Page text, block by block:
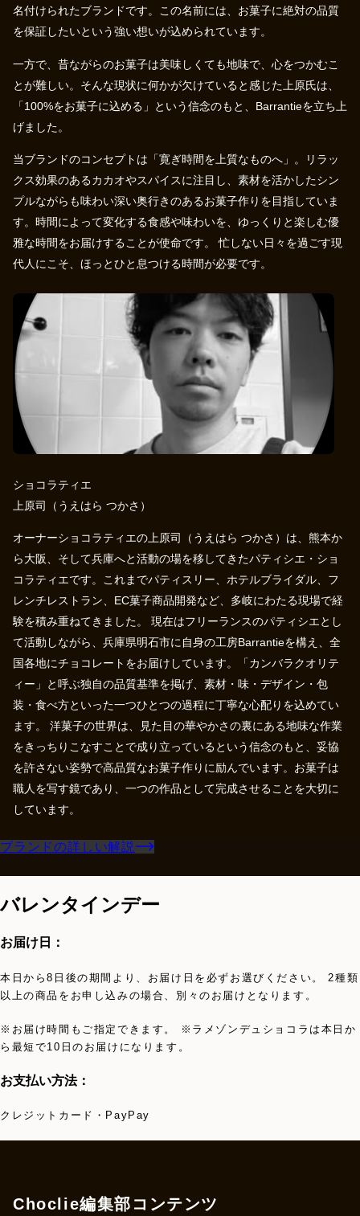
名付けられたブランドです。この名前には、お菓子に絶対の品質
を保証したいという強い想いが込められています。
一方で、昔ながらのお菓子は美味しくても地味で、心をつかむこ
とが難しい。そんな現状に何かが欠けていると感じた上原氏は、
「100%をお菓子に込める」という信念のもと、Barrantieを立ち上
げました。
当ブランドのコンセプトは「寛ぎ時間を上質なものへ」。リラッ
クス効果のあるカカオやスパイスに注目し、素材を活かしたシン
プルながらも味わい深い奥行きのあるお菓子作りを目指していま
す。時間によって変化する食感や味わいを、ゆっくりと楽しむ優
雅な時間をお届けすることが使命です。 忙しない日々を過ごす現
代人にこそ、ほっとひと息つける時間が必要です。
ショコラティエ
上原司（うえはら つかさ）
オーナーショコラティエの上原司（うえはら つかさ）は、熊本か
ら大阪、そして兵庫へと活動の場を移してきたパティシエ・ショ
コラティエです。これまでパティスリー、ホテルブライダル、フ
レンチレストラン、EC菓子商品開発など、多岐にわたる現場で経
験を積み重ねてきました。 現在はフリーランスのパティシエとし
て活動しながら、兵庫県明石市に自身の工房Barrantieを構え、全
国各地にチョコレートをお届けしています。「カンバラクオリテ
ィー」と呼ぶ独自の品質基準を掲げ、素材・味・デザイン・包
装・食べ方といった一つひとつの過程に丁寧な心配りを込めてい
ます。 洋菓子の世界は、見た目の華やかさの裏にある地味な作業
をきっちりこなすことで成り立っているという信念のもと、妥協
を許さない姿勢で高品質なお菓子作りに励んでいます。お菓子は
職人を写す鏡であり、一つの作品として完成させることを大切に
しています。
ブランドの詳しい解説
バレンタインデー
お届け日：
本日から8日後の期間より、お届け日を必ずお選びください。 2種類
以上の商品をお申し込みの場合、別々のお届けとなります。
※お届け時間もご指定できます。 ※ラメゾンデュショコラは本日か
ら最短で10日のお届けになります。
お支払い方法：
クレジットカード・PayPay
Choclie編集部コンテンツ